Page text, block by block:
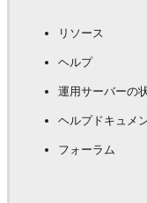
リソース
ヘルプ
運用サーバーの
ヘルプドキュメ
フォーラム